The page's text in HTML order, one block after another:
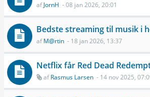
afJornH - 08 jan 2026, 20:01
Bedste streaming til musik i
afM@rtin - 18 jan 2026, 13:37
Netflix får Red Dead
afRasmus Larsen - 14 nov 2025,